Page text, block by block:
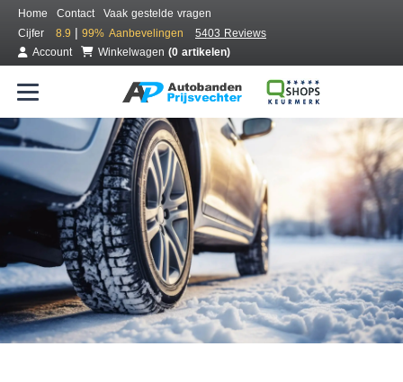
Home Contact
Vaak gestelde vragen
Cijfer
8.9 | 99% Aanbevelingen
5403 Reviews
Account
Winkelwagen (0 artikelen)
Bestel voordelig winterbanden
Gratis bezorgd of montage bij jou in de buurt
Seizoen:
Merken: